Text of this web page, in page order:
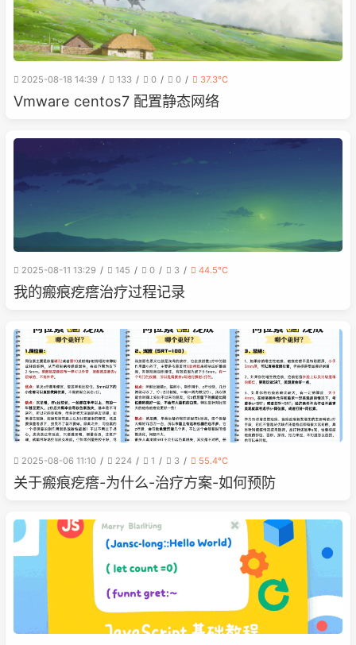
2025-08-18 14:39 133 0 0 37.3℃
Vmware centos7 配置静态网络
2025-08-11 13:29 145 0 3 44.5℃
我的瘢痕疙瘩治疗过程记录
2025-08-06 11:10 224 1 3 55.4℃
关于瘢痕疙瘩-为什么-治疗方案-如何预防